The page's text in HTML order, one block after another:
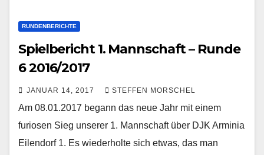
RUNDENBERICHTE
Spielbericht 1. Mannschaft – Runde
6 2016/2017
JANUAR 14, 2017 STEFFEN MORSCHEL
Am 08.01.2017 begann das neue Jahr mit einem
furiosen Sieg unserer 1. Mannschaft über DJK Arminia
Eilendorf 1. Es wiederholte sich etwas, das man